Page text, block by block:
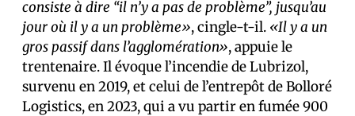
consiste à dire “il n’y a pas de problème”, jusqu’au
jour où il y a un problème», cingle-t-il. «Il y a un
gros passif dans l’agglomération», appuie le
trentenaire. Il évoque l’incendie de Lubrizol,
survenu en 2019, et celui de l’entrepôt de Bolloré
Logistics, en 2023, qui a vu partir en fumée 900